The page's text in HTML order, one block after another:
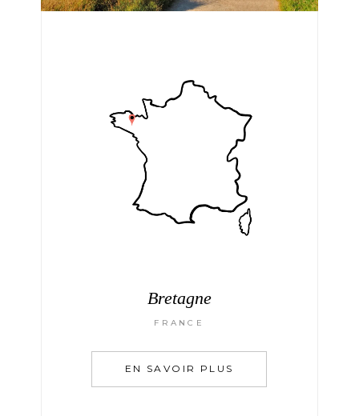
Bretagne
FRANCE
EN SAVOIR PLUS